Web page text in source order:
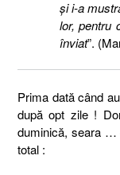
şi i-a
lor, pentru
înviat”.
Prima dată când
după opt zile !
duminică, seara …
total :